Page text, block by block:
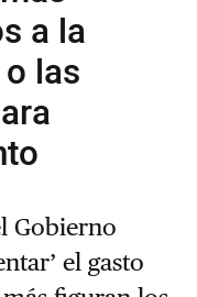
a la
las
Gobierno
el gasto